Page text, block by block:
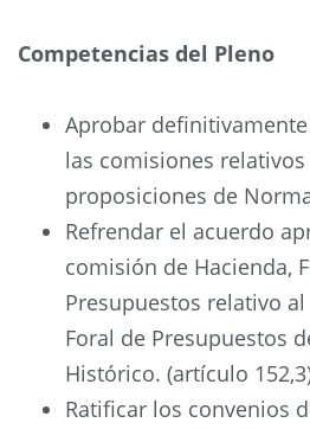
Competencias del Pleno
Aprobar
las comisiones
proposiciones de
Refrendar el acuerdo
comisión de Hacienda,
Presupuestos relativo
Foral de Presupuestos
Histórico. (artículo
Ratificar los convenios